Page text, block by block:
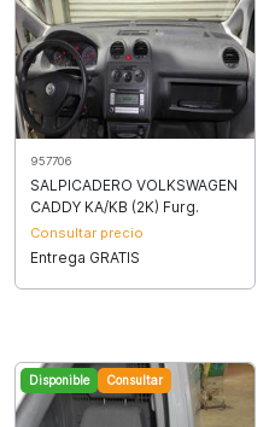
957706
SALPICADERO VOLKSWAGEN
CADDY KA/KB (2K) Furg.
Consultar precio
Entrega GRATIS
Disponible Consultar